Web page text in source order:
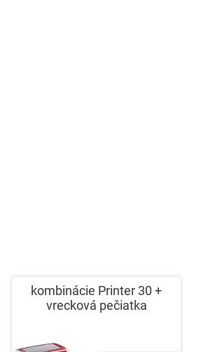
kombinácie Printer 30 +
vrecková pečiatka